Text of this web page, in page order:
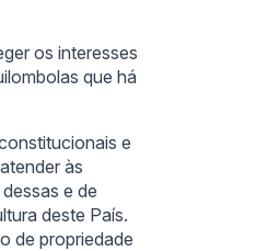
os interesses
que há
e
às
e de
deste País.
de propriedade